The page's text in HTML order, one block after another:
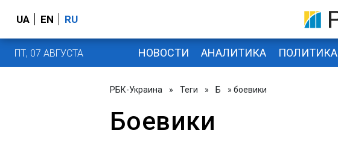
UA EN RU
ПТ, 07 АВГУСТА НОВОСТИ АНАЛИТИКА ПОЛИТИКА
РБК-Украина » Теги » Б » боевики
Боевики